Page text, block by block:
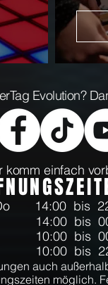
Evolution?
komm einfach
14:00 bis
bis
bis
bis
auch
möglich.